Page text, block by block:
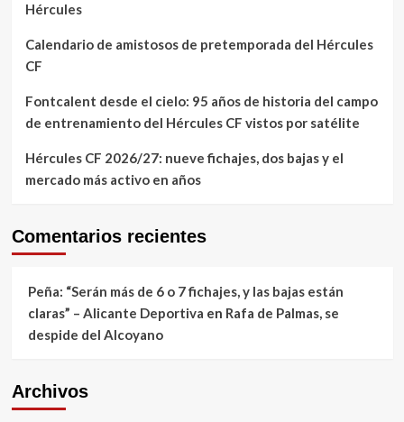
Hércules
Calendario de amistosos de pretemporada del Hércules
CF
Fontcalent desde el cielo: 95 años de historia del campo
de entrenamiento del Hércules CF vistos por satélite
Hércules CF 2026/27: nueve fichajes, dos bajas y el
mercado más activo en años
Comentarios recientes
Peña: “Serán más de 6 o 7 fichajes, y las bajas están
claras” – Alicante Deportiva en Rafa de Palmas, se
despide del Alcoyano
Archivos